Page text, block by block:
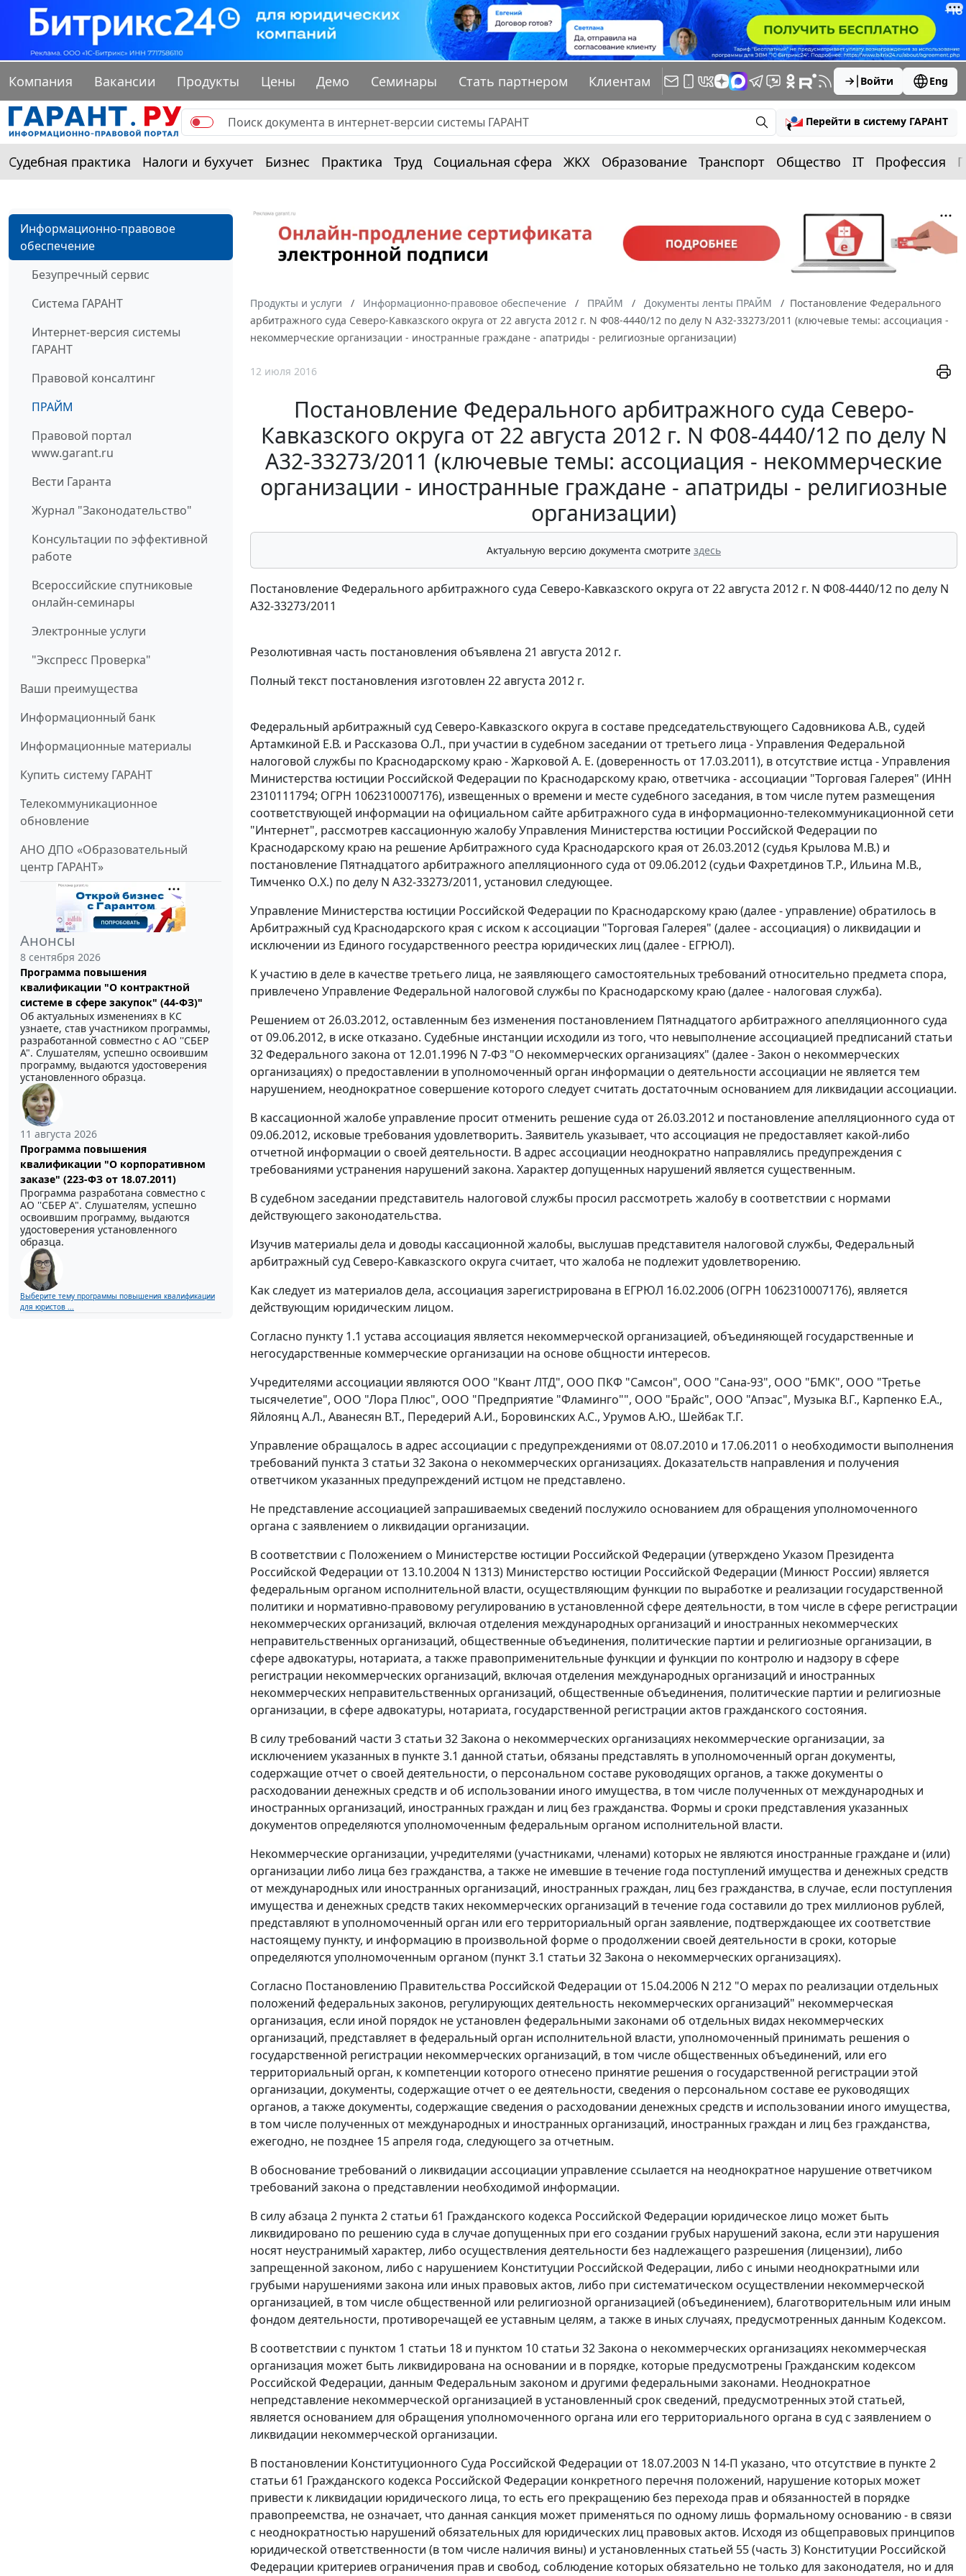
Компания Вакансии Продукты Цены Демо Семинары Стать партнером Клиентам Войти Eng
Перейти в систему ГАРАНТ
Судебная практика Налоги и бухучет Бизнес Практика Труд Социальная сфера ЖКХ Образование Транспорт Общество IT Профессия
Информационно-правовое
обеспечение
Безупречный сервис
Система ГАРАНТ
Интернет-версия системы
ГАРАНТ
Правовой консалтинг
ПРАЙМ
Правовой портал
www.garant.ru
Вести Гаранта
Журнал "Законодательство"
Консультации по эффективной
работе
Всероссийские спутниковые
онлайн-семинары
Электронные услуги
"Экспресс Проверка"
Ваши преимущества
Информационный банк
Информационные материалы
Купить систему ГАРАНТ
Телекоммуникационное
обновление
АНО ДПО «Образовательный
центр ГАРАНТ»
Анонсы
8 сентября 2026
Программа повышения
квалификации "О контрактной
системе в сфере закупок" (44-ФЗ)"
Об актуальных изменениях в КС
узнаете, став участником программы,
разработанной совместно с АО ''СБЕР
А". Слушателям, успешно освоившим
программу, выдаются удостоверения
установленного образца.
11 августа 2026
Программа повышения
квалификации "О корпоративном
заказе" (223-ФЗ от 18.07.2011)
Программа разработана совместно с
АО ''СБЕР А". Слушателям, успешно
освоившим программу, выдаются
удостоверения установленного
образца.
Выберите тему программы повышения квалификации
для юристов ...
Продукты и услуги Информационно-правовое обеспечение ПРАЙМ Документы ленты ПРАЙМ
Постановление Федерального
арбитражного суда Северо-Кавказского округа от 22 августа 2012 г. N Ф08-4440/12 по делу N А32-33273/2011 (ключевые темы: ассоциация -
некоммерческие организации - иностранные граждане - апатриды - религиозные организации)
12 июля 2016
Постановление Федерального арбитражного суда Северо-
Кавказского округа от 22 августа 2012 г. N Ф08-4440/12 по делу N
А32-33273/2011 (ключевые темы: ассоциация - некоммерческие
организации - иностранные граждане - апатриды - религиозные
организации)
Актуальную версию документа смотрите здесь
Постановление Федерального арбитражного суда Северо-Кавказского округа от 22 августа 2012 г. N Ф08-4440/12 по делу N
А32-33273/2011
Резолютивная часть постановления объявлена 21 августа 2012 г.
Полный текст постановления изготовлен 22 августа 2012 г.
Федеральный арбитражный суд Северо-Кавказского округа в составе председательствующего Садовникова А.В., судей
Артамкиной Е.В. и Рассказова О.Л., при участии в судебном заседании от третьего лица - Управления Федеральной
налоговой службы по Краснодарскому краю - Жарковой А. Е. (доверенность от 17.03.2011), в отсутствие истца - Управления
Министерства юстиции Российской Федерации по Краснодарскому краю, ответчика - ассоциации "Торговая Галерея" (ИНН
2310111794; ОГРН 1062310007176), извещенных о времени и месте судебного заседания, в том числе путем размещения
соответствующей информации на официальном сайте арбитражного суда в информационно-телекоммуникационной сети
"Интернет", рассмотрев кассационную жалобу Управления Министерства юстиции Российской Федерации по
Краснодарскому краю на решение Арбитражного суда Краснодарского края от 26.03.2012 (судья Крылова М.В.) и
постановление Пятнадцатого арбитражного апелляционного суда от 09.06.2012 (судьи Фахретдинов Т.Р., Ильина М.В.,
Тимченко О.Х.) по делу N А32-33273/2011, установил следующее.
Управление Министерства юстиции Российской Федерации по Краснодарскому краю (далее - управление) обратилось в
Арбитражный суд Краснодарского края с иском к ассоциации "Торговая Галерея" (далее - ассоциация) о ликвидации и
исключении из Единого государственного реестра юридических лиц (далее - ЕГРЮЛ).
К участию в деле в качестве третьего лица, не заявляющего самостоятельных требований относительно предмета спора,
привлечено Управление Федеральной налоговой службы по Краснодарскому краю (далее - налоговая служба).
Решением от 26.03.2012, оставленным без изменения постановлением Пятнадцатого арбитражного апелляционного суда
от 09.06.2012, в иске отказано. Судебные инстанции исходили из того, что невыполнение ассоциацией предписаний статьи
32Федерального закона от 12.01.1996 N 7-ФЗ "О некоммерческих организациях" (далее -Закон о некоммерческих
организациях) о предоставлении в уполномоченный орган информации о деятельности ассоциации не является тем
нарушением, неоднократное совершение которого следует считать достаточным основанием для ликвидации ассоциации.
В кассационной жалобе управление просит отменить решение суда от 26.03.2012 и постановление апелляционного суда от
09.06.2012, исковые требования удовлетворить. Заявитель указывает, что ассоциация не предоставляет какой-либо
отчетной информации о своей деятельности. В адрес ассоциации неоднократно направлялись предупреждения с
требованиями устранения нарушений закона. Характер допущенных нарушений является существенным.
В судебном заседании представитель налоговой службы просил рассмотреть жалобу в соответствии с нормами
действующего законодательства.
Изучив материалы дела и доводы кассационной жалобы, выслушав представителя налоговой службы, Федеральный
арбитражный суд Северо-Кавказского округа считает, что жалоба не подлежит удовлетворению.
Как следует из материалов дела, ассоциация зарегистрирована в ЕГРЮЛ 16.02.2006 (ОГРН 1062310007176), является
действующим юридическим лицом.
Согласно пункту 1.1 устава ассоциация является некоммерческой организацией, объединяющей государственные и
негосударственные коммерческие организации на основе общности интересов.
Учредителями ассоциации являются ООО "Квант ЛТД", ООО ПКФ "Самсон", ООО "Сана-93", ООО "БМК", ООО "Третье
тысячелетие", ООО "Лора Плюс", ООО "Предприятие "Фламинго"", ООО "Брайс", ООО "Апэас", Музыка В.Г., Карпенко Е.А.,
Яйлоянц А.Л., Аванесян В.Т., Передерий А.И., Боровинских А.С., Урумов А.Ю., Шейбак Т.Г.
Управление обращалось в адрес ассоциации с предупреждениями от 08.07.2010 и 17.06.2011 о необходимости выполнения
требований пункта 3 статьи 32Закона о некоммерческих организациях. Доказательств направления и получения
ответчиком указанных предупреждений истцом не представлено.
Не представление ассоциацией запрашиваемых сведений послужило основанием для обращения уполномоченного
органа с заявлением о ликвидации организации.
В соответствии с Положением о Министерстве юстиции Российской Федерации (утверждено Указом Президента
Российской Федерации от 13.10.2004 N 1313) Министерство юстиции Российской Федерации (Минюст России) является
федеральным органом исполнительной власти, осуществляющим функции по выработке и реализации государственной
политики и нормативно-правовому регулированию в установленной сфере деятельности, в том числе в сфере регистрации
некоммерческих организаций, включая отделения международных организаций и иностранных некоммерческих
неправительственных организаций, общественные объединения, политические партии и религиозные организации, в
сфере адвокатуры, нотариата, а также правоприменительные функции и функции по контролю и надзору в сфере
регистрации некоммерческих организаций, включая отделения международных организаций и иностранных
некоммерческих неправительственных организаций, общественные объединения, политические партии и религиозные
организации, в сфере адвокатуры, нотариата, государственной регистрации актов гражданского состояния.
В силу требований части 3 статьи 32Закона о некоммерческих организациях некоммерческие организации, за
исключением указанных в пункте 3.1 данной статьи, обязаны представлять в уполномоченный орган документы,
содержащие отчет о своей деятельности, о персональном составе руководящих органов, а также документы о
расходовании денежных средств и об использовании иного имущества, в том числе полученных от международных и
иностранных организаций, иностранных граждан и лиц без гражданства. Формы и сроки представления указанных
документов определяются уполномоченным федеральным органом исполнительной власти.
Некоммерческие организации, учредителями (участниками, членами) которых не являются иностранные граждане и (или)
организации либо лица без гражданства, а также не имевшие в течение года поступлений имущества и денежных средств
от международных или иностранных организаций, иностранных граждан, лиц без гражданства, в случае, если поступления
имущества и денежных средств таких некоммерческих организаций в течение года составили до трех миллионов рублей,
представляют в уполномоченный орган или его территориальный орган заявление, подтверждающее их соответствие
настоящему пункту, и информацию в произвольной форме о продолжении своей деятельности в сроки, которые
определяются уполномоченным органом (пункт 3.1 статьи 32Закона о некоммерческих организациях).
Согласно Постановлению Правительства Российской Федерации от 15.04.2006 N 212 "О мерах по реализации отдельных
положений федеральных законов, регулирующих деятельность некоммерческих организаций" некоммерческая
организация, если иной порядок не установлен федеральными законами об отдельных видах некоммерческих
организаций, представляет в федеральный орган исполнительной власти, уполномоченный принимать решения о
государственной регистрации некоммерческих организаций, в том числе общественных объединений, или его
территориальный орган, к компетенции которого отнесено принятие решения о государственной регистрации этой
организации, документы, содержащие отчет о ее деятельности, сведения о персональном составе ее руководящих
органов, а также документы, содержащие сведения о расходовании денежных средств и использовании иного имущества,
в том числе полученных от международных и иностранных организаций, иностранных граждан и лиц без гражданства,
ежегодно, не позднее 15 апреля года, следующего за отчетным.
В обоснование требований о ликвидации ассоциации управление ссылается на неоднократное нарушение ответчиком
требований закона о представлении необходимой информации.
В силуабзаца 2 пункта 2 статьи 61 Гражданского кодекса Российской Федерации юридическое лицо может быть
ликвидировано по решению суда в случае допущенных при его создании грубых нарушений закона, если эти нарушения
носят неустранимый характер, либо осуществления деятельности без надлежащего разрешения (лицензии), либо
запрещенной законом, либо с нарушением Конституции Российской Федерации, либо с иными неоднократными или
грубыми нарушениями закона или иных правовых актов, либо при систематическом осуществлении некоммерческой
организацией, в том числе общественной или религиозной организацией (объединением), благотворительным или иным
фондом деятельности, противоречащей ее уставным целям, а также в иных случаях, предусмотренных данным Кодексом.
В соответствии с пунктом 1 статьи 18 и пунктом 10 статьи 32Закона о некоммерческих организациях некоммерческая
организация может быть ликвидирована на основании и в порядке, которые предусмотрены Гражданским кодексом
Российской Федерации, данным Федеральным законом и другими федеральными законами. Неоднократное
непредставление некоммерческой организацией в установленный срок сведений, предусмотренных этой статьей,
является основанием для обращения уполномоченного органа или его территориального органа в суд с заявлением о
ликвидации некоммерческой организации.
В постановлении Конституционного Суда Российской Федерации от 18.07.2003 N 14-П указано, что отсутствие в пункте 2
статьи 61 Гражданского кодекса Российской Федерации конкретного перечня положений, нарушение которых может
привести к ликвидации юридического лица, то есть его прекращению без перехода прав и обязанностей в порядке
правопреемства, не означает, что данная санкция может применяться по одному лишь формальному основанию - в связи
с неоднократностью нарушений обязательных для юридических лиц правовых актов. Исходя из общеправовых принципов
юридической ответственности (в том числе наличия вины) и установленных статьей 55 (часть 3) Конституции Российской
Федерации критериев ограничения прав и свобод, соблюдение которых обязательно не только для законодателя, но и для